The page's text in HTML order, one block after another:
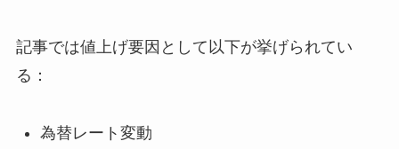
記事では値上げ要因として以下が挙げられてい
る：
為替レート変動